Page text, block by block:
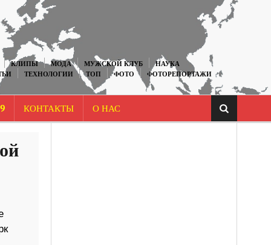
КЛИПЫ МОДА МУЖСКОЙ КЛУБ
НАУКА
ТЕХНОЛОГИИ ТОП ФОТО
ФОТОРЕПОРТАЖИ
КОНТАКТЫ О НАС